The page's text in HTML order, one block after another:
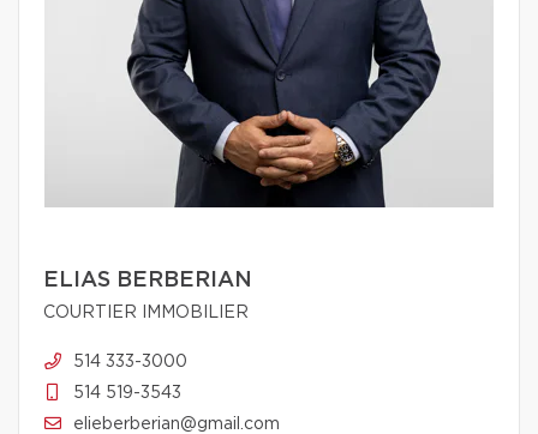
ELIAS BERBERIAN
COURTIER IMMOBILIER
514 333-3000
514 519-3543
elieberberian@gmail.com